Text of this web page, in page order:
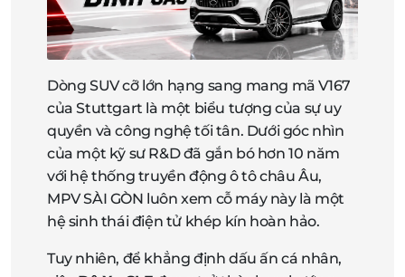
Dòng SUV cỡ lớn hạng sang mang mã V167
của Stuttgart là một biểu tượng của sự uy
quyền và công nghệ tối tân. Dưới góc nhìn
của một kỹ sư R&D đã gắn bó hơn 10 năm
với hệ thống truyền động ô tô châu Âu,
MPV SÀI GÒN luôn xem cỗ máy này là một
hệ sinh thái điện tử khép kín hoàn hảo.
Tuy nhiên, để khẳng định dấu ấn cá nhân,